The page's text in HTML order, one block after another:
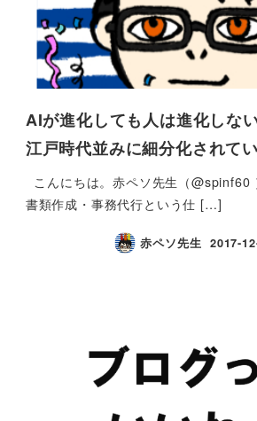
AIが進化しても人は進化しな
江戸時代並みに細分化されて
こんにちは。赤ペソ先生（@spinf60
書類作成・事務代行という仕 […]
赤ペソ先生 2017-